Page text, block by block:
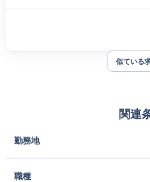
似ている
関連
勤務地
職種